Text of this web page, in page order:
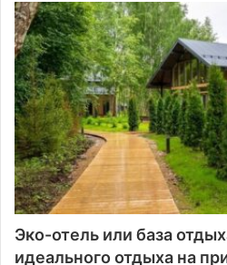
Эко-отель или база
идеального отдыха на